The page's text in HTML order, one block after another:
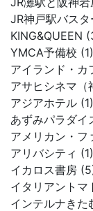
JR神戸駅バス
KING&QUEEN
YMCA予備校 (1)
アイランド・カ
アサヒシネマ（
アジアホテル (1)
あずみパラダイ
アメリカン・フ
アリバシティ (1)
イカロス書房
イタリアントマ
インテルナきた